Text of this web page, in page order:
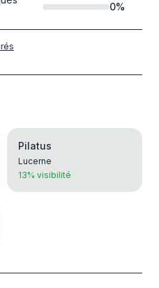
0%
Pilatus
Lucerne
13% visibilité